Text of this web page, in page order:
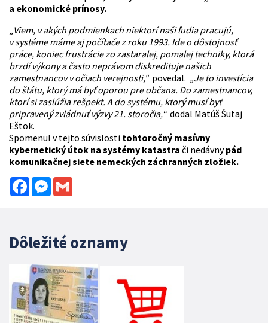
a ekonomické prínosy.
„Viem, v akých podmienkach niektorí naši ľudia pracujú,
v systéme máme aj počítače z roku 1993. Ide o dôstojnosť
práce, koniec frustrácie zo zastaralej, pomalej techniky, ktorá
brzdí výkony a často neprávom diskredituje našich
zamestnancov v očiach verejnosti," povedal. „Je to investícia
do štátu, ktorý má byť oporou pre občana. Do zamestnancov,
ktorí si zaslúžia rešpekt. A do systému, ktorý musí byť
pripravený zvládnuť výzvy 21. storočia,“dodal Matúš Šutaj
Eštok.
Spomenul v tejto súvislosti tohtoročný masívny
kybernetický útok na systémy katastra či nedávnypád
komunikačnej siete nemeckých záchranných zložiek.
FacebookMessenger
Dôležité oznamy